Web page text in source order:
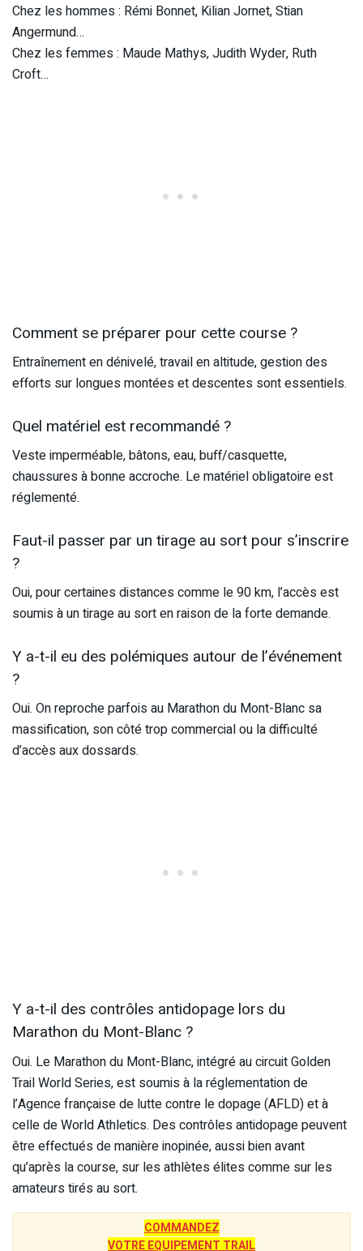
Chez les hommes : Rémi Bonnet, Kilian Jornet, Stian
Angermund…
Chez les femmes : Maude Mathys, Judith Wyder, Ruth
Croft…
Comment se préparer pour cette course ?
Entraînement en dénivelé, travail en altitude, gestion des
efforts sur longues montées et descentes sont essentiels.
Quel matériel est recommandé ?
Veste imperméable, bâtons, eau, buff/casquette,
chaussures à bonne accroche. Le matériel obligatoire est
réglementé.
Faut-il passer par un tirage au sort pour s’inscrire
?
Oui, pour certaines distances comme le 90 km, l’accès est
soumis à un tirage au sort en raison de la forte demande.
Y a-t-il eu des polémiques autour de l’événement
?
Oui. On reproche parfois au Marathon du Mont-Blanc sa
massification, son côté trop commercial ou la difficulté
d’accès aux dossards.
Y a-t-il des contrôles antidopage lors du
Marathon du Mont-Blanc ?
Oui. Le Marathon du Mont-Blanc, intégré au circuit Golden
Trail World Series, est soumis à la réglementation de
l’Agence française de lutte contre le dopage (AFLD) et à
celle de World Athletics. Des contrôles antidopage peuvent
être effectués de manière inopinée, aussi bien avant
qu’après la course, sur les athlètes élites comme sur les
amateurs tirés au sort.
COMMANDEZ
VOTRE EQUIPEMENT TRAIL